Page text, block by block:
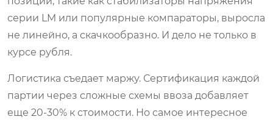
серии LM или популярные компараторы, выросла
не линейно, а скачкообразно. И дело не только в
курсе рубля.
Логистика съедает маржу. Сертификация каждой
партии через сложные схемы ввоза добавляет
еще 20-30% к стоимости. Но самое интересное